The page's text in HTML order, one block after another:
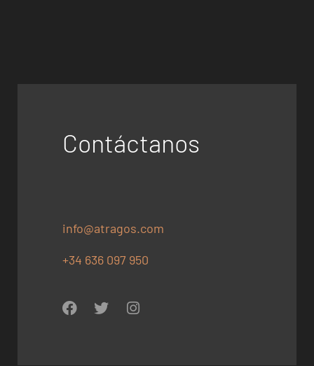
Contáctanos
info@atragos.com
+34 636 097 950